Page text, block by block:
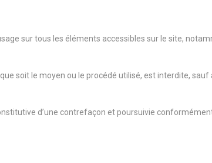
sur tous les éléments accessibles sur le site,
soit le moyen ou le procédé utilisé, est interdite, sauf
d’une contrefaçon et poursuivie